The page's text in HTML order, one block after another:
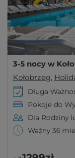
3-5 nocy w
Kołobrzeg,
Długa
Pokoje do
Dla Rodziny
Ważny 36